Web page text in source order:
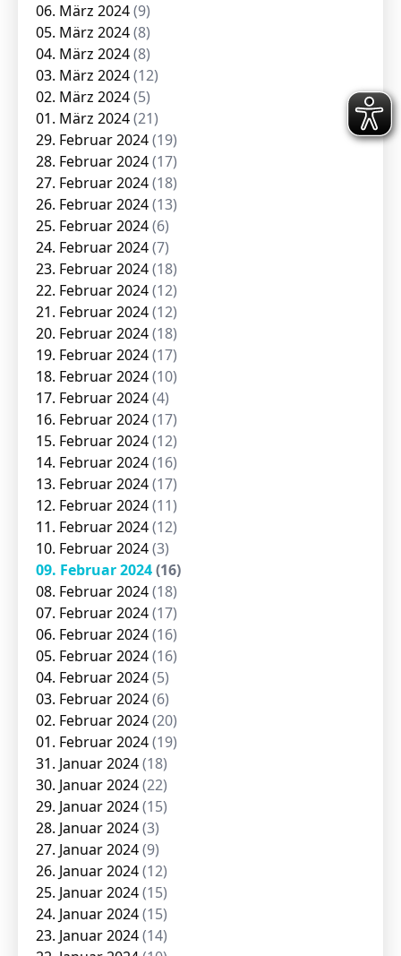
06. März 2024(9)
05. März 2024(8)
04. März 2024(8)
03. März 2024(12)
02. März 2024(5)
01. März 2024(21)
29. Februar 2024(19)
28. Februar 2024(17)
27. Februar 2024(18)
26. Februar 2024(13)
25. Februar 2024(6)
24. Februar 2024(7)
23. Februar 2024(18)
22. Februar 2024(12)
21. Februar 2024(12)
20. Februar 2024(18)
19. Februar 2024(17)
18. Februar 2024(10)
17. Februar 2024(4)
16. Februar 2024(17)
15. Februar 2024(12)
14. Februar 2024(16)
13. Februar 2024(17)
12. Februar 2024(11)
11. Februar 2024(12)
10. Februar 2024(3)
09. Februar 2024(16)
08. Februar 2024(18)
07. Februar 2024(17)
06. Februar 2024(16)
05. Februar 2024(16)
04. Februar 2024(5)
03. Februar 2024(6)
02. Februar 2024(20)
01. Februar 2024(19)
31. Januar 2024(18)
30. Januar 2024(22)
29. Januar 2024(15)
28. Januar 2024(3)
27. Januar 2024(9)
26. Januar 2024(12)
25. Januar 2024(15)
24. Januar 2024(15)
23. Januar 2024(14)